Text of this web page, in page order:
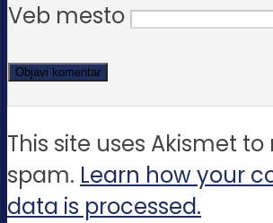
Veb mesto
This site uses Akismet
spam. Learn how your
data is processed.